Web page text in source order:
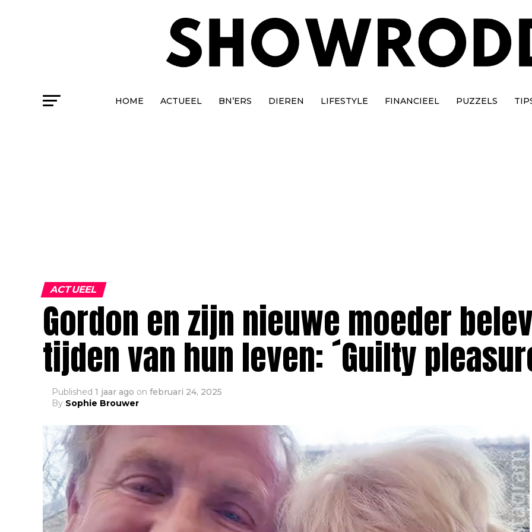
HOME ACTUEEL BN’ERS DIEREN LIFESTYLE FINANCIEEL PUZZELS
ACTUEEL
Gordon en zijn nieuwe moeder
tijden van hun leven: ´Guilty
Published 1 jaar ago on februari 24, 2025
By Sophie Brouwer